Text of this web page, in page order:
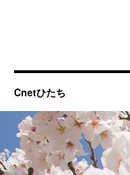
Cnetひたち